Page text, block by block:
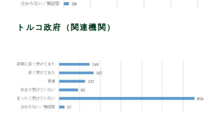
トルコ政府（関連機関）